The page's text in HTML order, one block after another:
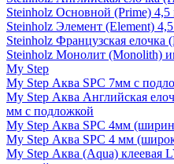
Steinholz Основной (Prime)
Steinholz Элемент (Element)
Steinholz Французская елочка
Steinholz Монолит (Monolith)
My Step
My Step Аква SPC 7мм c
My Step Аква Английская
мм с подложкой
My Step Аква SPC 4мм
My Step Аква SPC 4 мм
My Step Аква (Aqua) клеевая